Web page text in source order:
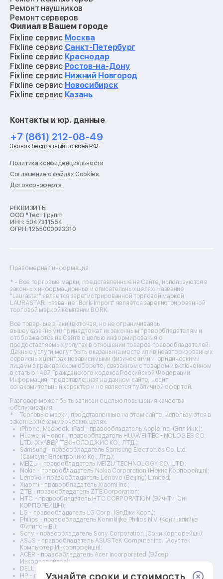
Ремонт наушников
Ремонт серверов
Ремонт мониторов
Ремонт квадрокоптеров
Ремонт электросамокатов
Ремонт материнских плат
Ремонт видеокарт
Ремонт кофемашин
Ремонт vr систем
Ремонт игровых приставок
Ремонт роботов-пылесосов
Ремонт холодильников
Ремонт стиральных машин
Ремонт пылесосов
Ремонт варочных панелей
Ремонт духовых шкафов
Ремонт кондиционеров
Ремонт кухонных комбайнов
Ремонт морозильных камер
Ремонт отпаривателей
Ремонт плоттеров
Ремонт фенов
Ремонт цифровых биноклей
Ремонт тепловизоров
Ремонт массажных кресел
Ремонт водонагревателей
Ремонт вытяжек
Ремонт источников бесперебойного питания
Ремонт пароварок
Ремонт микшерных пультов
Ремонт dj-пультов
Ремонт кухонных плит
Ремонт стедикамов
Ремонт оптических прицелов
Ремонт электровелосипедов
Ремонт видеокамер
Ремонт эхолотов
Ремонт 3d-принтеров
Ремонт прицелов ночного видения
Ремонт винных шкафов
Ремонт выпрямителей
Ремонт сушилок для рук
Ремонт дальномеров
Ремонт снегоуборщиков
Филиал в Вашем городе
Fixline сервис Москва
Fixline сервис Санкт-Петербург
Fixline сервис Краснодар
Fixline сервис Ростов-на-Дону
Fixline сервис Нижний Новгород
Fixline сервис Новосибирск
Fixline сервис Казань
Контакты и юр. данные
+7 (861) 212-08-49
Звонок бесплатный по всей РФ
Политика конфиденциальности
Соглашение о файлах Cookies
Договор-оферта
РЕКВИЗИТЫ
ООО "Тест Групп"
ИНН: 5047311554
ОГРН: 1255000023310
Правомерная информация
* - Все торговые марки, представленные на Сайте, используются в
законных информационных и описательных целях. Название
"Laurastar" является зарегистрированной торговой маркой
LAURASTAR. Название "Bork-Import" является зарегистрированной
торговой маркой компании BORK.
Все товарные знаки (включая, но не ограничиваясь
вышеуказанными) принадлежат их законным правообладателям и
отображаются на Сайте с целью информирования о
предоставляемых услугах в отношении товаров правообладателей.
Данные услуги могут быть оказаны на месте или в неавторизованных
сервисных центрах независимыми физическими и юридическими
лицами в гражданском обороте, связанном с товаром и включенном
в статью 1487 Гражданского кодекса Российской Федерации.
Информация, представленная на данном сайте, носит
ознакомительный характер и не является публичной офертой.
Разговор может быть записан с целью повышения качества
обслуживания.
* - Торговые марки, представленные на этом сайте, используются в
законных некоммерческих целях.
iPhone, Macbook, iPad - правообладатель Apple Inc. (Эпл Инк.);
Huawei и Honor - правообладатель HUAWEI TECHNOLOGIES CO.,
LTD. (ХУАВЕЙ ТЕКНОЛОДЖИС КО., ЛТД.);
Samsung – правообладатель Samsung Electronics Co. Ltd.
(Самсунг Электроникс Ко., Лтд.);
MEIZU - правообладатель MEIZU TECHNOLOGY CO., LTD.;
Nokia - правообладатель Nokia Corporation (Нокиа Корпорейшн);
Lenovo - правообладатель Lenovo (Beijing) Limited;
Xiaomi - правообладатель Xiaomi Inc.;
ZTE - правообладатель ZTE Corporation;
HTC - правообладатель HTC CORPORATION (Эйч-Ти-Си
КОРПОРЕЙШН);
LG - правообладатель LG Corp. (ЭлДжи Корп.);
Philips - правообладатель Koninklijke Philips N.V. (Конинклийке
Филипс Н.В.);
Sony - правообладатель Sony Corporation (Сони Корпорейшн);
ASUS - правообладатель ASUSTeK Computer Inc. (Асустек
Компьютер Инкорпорейшн);
ACER - правообладатель Acer Incorporated (Эйсер
Инкорпорейтед);
DELL - правообладатель Dell Inc.(Делл Инк.);
HP - правообладатель HP Hewlett-Packard Group LLC (ЭйчПи
Узнайте сроки и стоимость